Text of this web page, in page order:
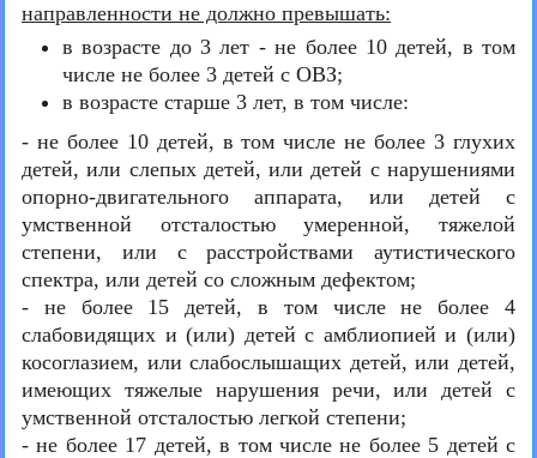
направленности не должно превышать:
в возрасте до 3 лет - не более 10 детей, в том
числе не более 3 детей с ОВЗ;
в возрасте старше 3 лет, в том числе:
- не более 10 детей, в том числе не более 3 глухих
детей, или слепых детей, или детей с нарушениями
опорно-двигательного аппарата, или детей с
умственной отсталостью умеренной, тяжелой
степени, или с расстройствами аутистического
спектра, или детей со сложным дефектом;
- не более 15 детей, в том числе не более 4
слабовидящих и (или) детей с амблиопией и (или)
косоглазием, или слабослышащих детей, или детей,
имеющих тяжелые нарушения речи, или детей с
умственной отсталостью легкой степени;
- не более 17 детей, в том числе не более 5 детей с